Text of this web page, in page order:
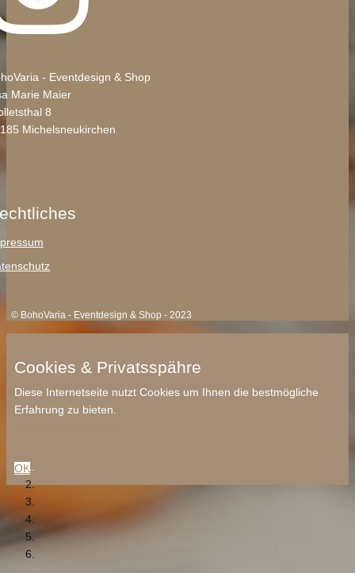
- Eventdesign & Shop
Marie Maier
8
Michelsneukirchen
© BohoVaria - Eventdesign & Shop - 2023
Cookies & Privatsspähre
Diese Internetseite nutzt Cookies um Ihnen die bestmögliche
Erfahrung zu bieten.
OK